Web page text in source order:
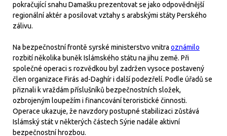
pokračující snahu Damašku prezentovat se jako odpovědnější
regionální aktér a posilovat vztahy s arabskými státy Perského
zálivu.
Na bezpečnostní frontě syrské ministerstvo vnitra oznámilo
rozbití několika buněk Islámského státu na jihu země. Při
společné operaci s rozvědkou byl zadržen vysoce postavený
člen organizace Firás ad-Daghír i další podezřelí. Podle úřadů se
přiznali k vraždám příslušníků bezpečnostních složek,
ozbrojeným loupežím i financování teroristické činnosti.
Operace ukazuje, že navzdory postupné stabilizaci zůstává
Islámský stát v některých částech Sýrie nadále aktivní
bezpečnostní hrozbou.